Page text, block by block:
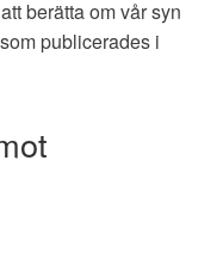
berätta om vår syn
publicerades i